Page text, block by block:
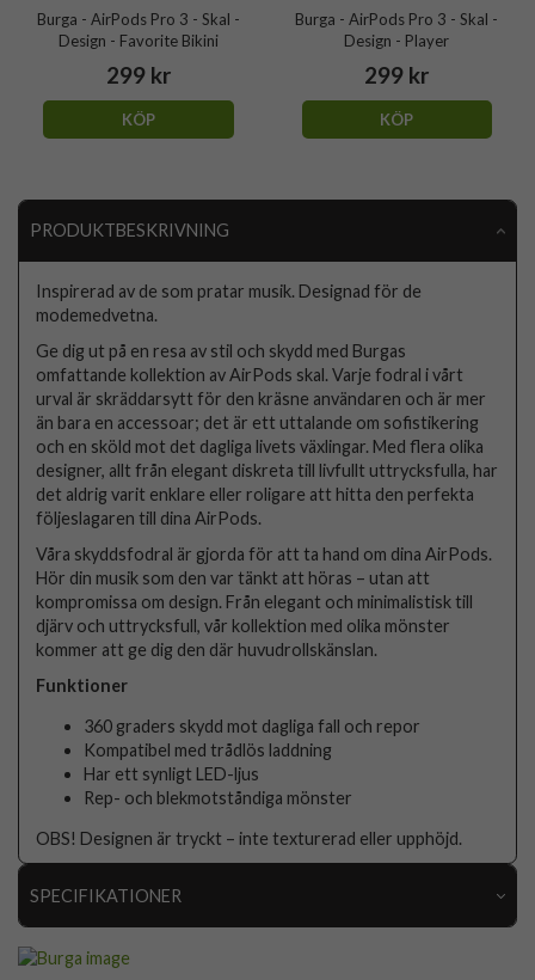
Burga - AirPods Pro 3 - Skal -
Design - Favorite Bikini
299 kr
KÖP
Burga - AirPods Pro 3 - Skal -
Design - Player
299 kr
KÖP
PRODUKTBESKRIVNING
Inspirerad av de som pratar musik. Designad för de
modemedvetna.
Ge dig ut på en resa av stil och skydd med Burgas
omfattande kollektion av AirPods skal. Varje fodral i vårt
urval är skräddarsytt för den kräsne användaren och är mer
än bara en accessoar; det är ett uttalande om sofistikering
och en sköld mot det dagliga livets växlingar. Med flera olika
designer, allt från elegant diskreta till livfullt uttrycksfulla, har
det aldrig varit enklare eller roligare att hitta den perfekta
följeslagaren till dina AirPods.
Våra skyddsfodral är gjorda för att ta hand om dina AirPods.
Hör din musik som den var tänkt att höras – utan att
kompromissa om design. Från elegant och minimalistisk till
djärv och uttrycksfull, vår kollektion med olika mönster
kommer att ge dig den där huvudrollskänslan.
Funktioner
360 graders skydd mot dagliga fall och repor
Kompatibel med trådlös laddning
Har ett synligt LED-ljus
Rep- och blekmotståndiga mönster
OBS! Designen är tryckt – inte texturerad eller upphöjd.
SPECIFIKATIONER